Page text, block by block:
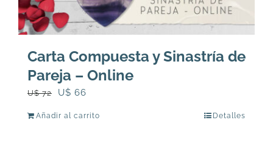
Carta Compuesta y Sinastría de
Pareja – Online
U$72
El
U$ 66
Añadir al carrito Detalles